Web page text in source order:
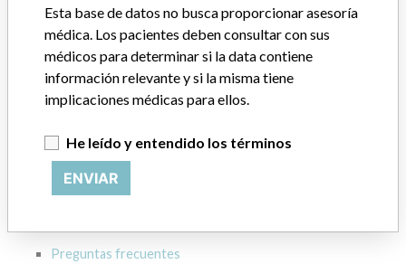
Dirección del fabricante MISSISSAUGA
Empresa matriz del fabricante (2017)
Source
ACERCA DE LA BASE DE DATOS
Explore más de 120,000 registros de retiros, alertas y
Preguntas frecuentes
Esta base de datos no busca proporcionar asesoría
médica. Los pacientes deben consultar con sus
médicos para determinar si la data contiene
información relevante y si la misma tiene
implicaciones médicas para ellos.
He leído y entendido los términos
ENVIAR